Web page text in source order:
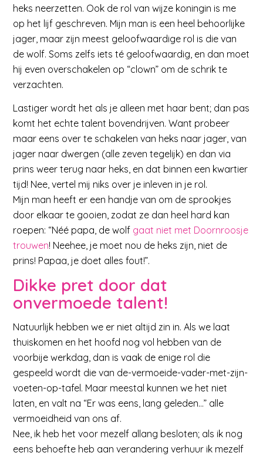
heks neerzetten. Ook de rol van wijze koningin is me
op het lijf geschreven. Mijn man is een heel behoorlijke
jager, maar zijn meest geloofwaardige rol is die van
de wolf. Soms zelfs iets té geloofwaardig, en dan moet
hij even overschakelen op “clown” om de schrik te
verzachten.
Lastiger wordt het als je alleen met haar bent; dan pas
komt het echte talent bovendrijven. Want probeer
maar eens over te schakelen van heks naar jager, van
jager naar dwergen (alle zeven tegelijk) en dan via
prins weer terug naar heks, en dat binnen een kwartier
tijd! Nee, vertel mij niks over je inleven in je rol.
Mijn man heeft er een handje van om de sprookjes
door elkaar te gooien, zodat ze dan heel hard kan
roepen: “Néé papa, de wolf gaat niet met Doornroosje
trouwen! Neehee, je moet nou de heks zijn, niet de
prins! Papaa, je doet alles fout!”.
Dikke pret door dat
onvermoede talent!
Natuurlijk hebben we er niet altijd zin in. Als we laat
thuiskomen en het hoofd nog vol hebben van de
voorbije werkdag, dan is vaak de enige rol die
gespeeld wordt die van de-vermoeide-vader-met-zijn-
voeten-op-tafel. Maar meestal kunnen we het niet
laten, en valt na “Er was eens, lang geleden…” alle
vermoeidheid van ons af.
Nee, ik heb het voor mezelf allang besloten; als ik nog
eens behoefte heb aan verandering verhuur ik mezelf